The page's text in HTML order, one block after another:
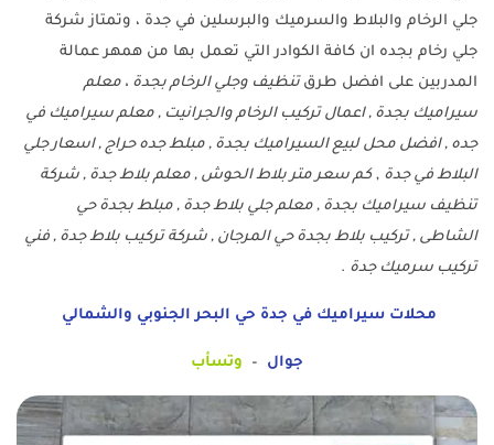
جلي الرخام والبلاط والسرميك والبرسلين في جدة ، وتمتاز شركة
جلي رخام بجده ان كافة الكوادر التي تعمل بها من همهر عمالة
المدربين على افضل طرق تنظيف وجلي الرخام بجدة ، معلم
سيراميك بجدة , اعمال تركيب الرخام والجرانيت , معلم سيراميك في
جده , افضل محل لبيع السيراميك بجدة , مبلط جده حراج , اسعار جلي
البلاط في جدة , كم سعر متر بلاط الحوش , معلم بلاط جدة , شركة
تنظيف سيراميك بجدة , معلم جلي بلاط جدة , مبلط بجدة حي
الشاطى , تركيب بلاط بجدة حي المرجان , شركة تركيب بلاط جدة , فني
تركيب سرميك جدة .
محلات سيراميك في جدة حي البحر الجنوبي والشمالي
جوال – وتسأب